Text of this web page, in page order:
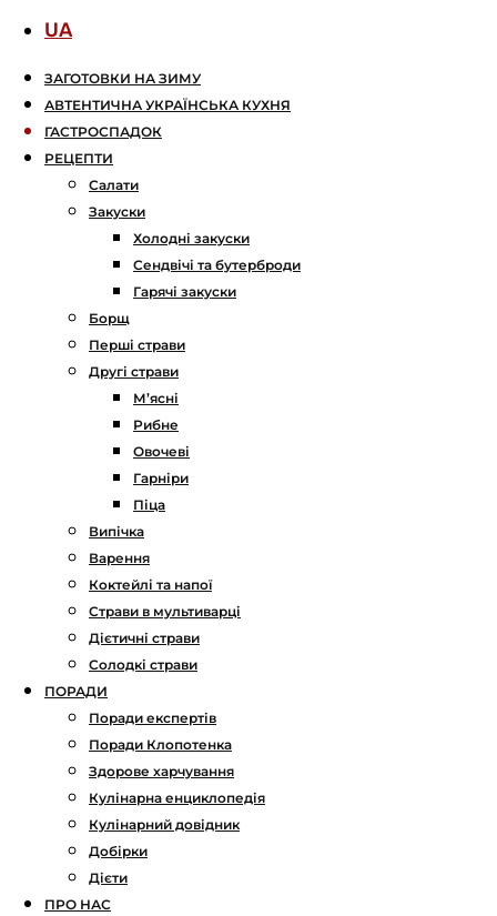
UA
ЗАГОТОВКИ НА ЗИМУ
АВТЕНТИЧНА УКРАЇНСЬКА КУХНЯ
ГАСТРОСПАДОК
РЕЦЕПТИ
Салати
Закуски
Холодні закуски
Сендвічі та бутерброди
Гарячі закуски
Борщ
Перші страви
Другі страви
М’ясні
Рибне
Овочеві
Гарніри
Піца
Випічка
Варення
Коктейлі та напої
Страви в мультиварці
Дієтичні страви
Солодкі страви
ПОРАДИ
Поради експертів
Поради Клопотенка
Здорове харчування
Кулінарна енциклопедія
Кулінарний довідник
Добірки
Дієти
ПРО НАС